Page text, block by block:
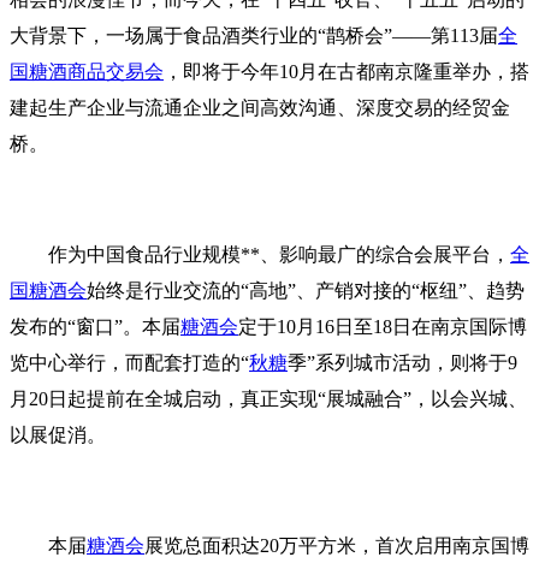
大背景下，一场属于食品酒类行业的“鹊桥会”——第113届全
国糖酒商品交易会 ，即将于今年10月在古都南京隆重举办，搭
建起生产企业与流通企业之间高效沟通、深度交易的经贸金
桥。
作为中国食品行业规模**、影响最广的综合会展平台， 全
国糖酒会始终是行业交流的“高地”、产销对接的“枢纽”、趋势
发布的“窗口”。本届糖酒会定于10月16日至18日在南京国际博
览中心举行，而配套打造的“秋糖季”系列城市活动，则将于9
月20日起提前在全城启动，真正实现“展城融合”，以会兴城、
以展促消。
本届糖酒会展览总面积达20万平方米，首次启用南京国博